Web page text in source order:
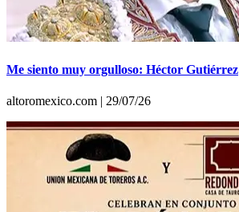
Me siento muy orgulloso: Héctor Gutiérrez
altoromexico.com | 29/07/26